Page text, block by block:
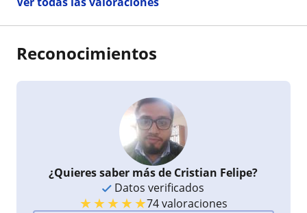
Reconocimientos
¿Quieres saber más de Cristian Felipe?
Datos verificados
★★★★★74 valoraciones